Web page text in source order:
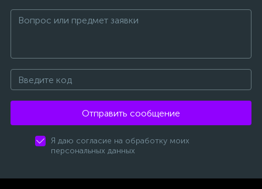
Отправить сообщение
Я даю согласие на обработку моих
персональных данных